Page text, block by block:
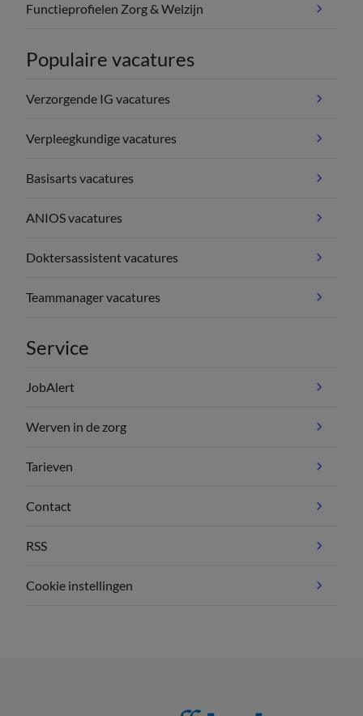
Functieprofielen Zorg & Welzijn
Populaire vacatures
Verzorgende IG vacatures
Verpleegkundige vacatures
Basisarts vacatures
ANIOS vacatures
Doktersassistent vacatures
Teammanager vacatures
Service
JobAlert
Werven in de zorg
Tarieven
Contact
RSS
Cookie instellingen